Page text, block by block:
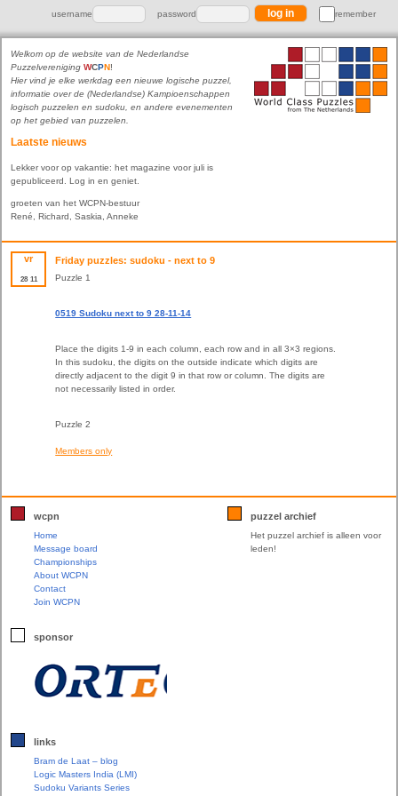
username password remember
Welkom op de website van de Nederlandse
Puzzelvereniging WCPN!
Hier vind je elke werkdag een nieuwe logische puzzel,
informatie over de (Nederlandse) Kampioenschappen
logisch puzzelen en sudoku, en andere evenementen
op het gebied van puzzelen.
Laatste nieuws
Lekker voor op vakantie: het magazine voor juli is
gepubliceerd. Log in en geniet.
groeten van het WCPN-bestuur
René, Richard, Saskia, Anneke
vr
28 11
Friday puzzles: sudoku - next to 9
Puzzle 1
0519 Sudoku next to 9 28-11-14
Place the digits 1-9 in each column, each row and in all 3×3 regions.
In this sudoku, the digits on the outside indicate which digits are
directly adjacent to the digit 9 in that row or column. The digits are
not necessarily listed in order.
Puzzle 2
Members only
wcpn
Home
Message board
Championships
About WCPN
Contact
Join WCPN
sponsor
links
Bram de Laat – blog
Logic Masters India (LMI)
Sudoku Variants Series
puzzel archief
Het puzzel archief is alleen voor
leden!